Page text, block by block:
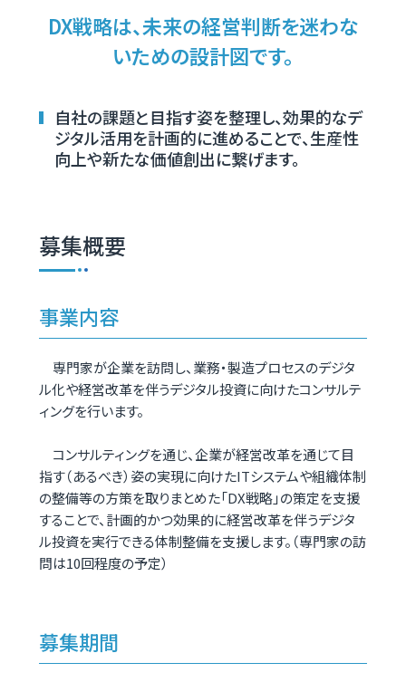
DX戦略は、未来の経営判断を迷わな
いための設計図です。
自社の課題と目指す姿を整理し、効果的なデ
ジタル活用を計画的に進めることで、生産性
向上や新たな価値創出に繋げます。
募集概要
事業内容
専門家が企業を訪問し、業務・製造プロセスのデジタ
ル化や経営改革を伴うデジタル投資に向けたコンサルテ
ィングを行います。
コンサルティングを通じ、企業が経営改革を通じて目
指す（あるべき）姿の実現に向けたITシステムや組織体制
の整備等の方策を取りまとめた「DX戦略」の策定を支援
することで、計画的かつ効果的に経営改革を伴うデジタ
ル投資を実行できる体制整備を支援します。（専門家の訪
問は10回程度の予定）
募集期間